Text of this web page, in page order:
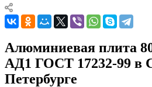
Алюминиевая плита
АД1 ГОСТ 17232-99 в
Петербурге